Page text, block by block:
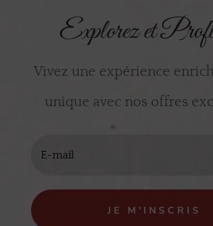
Explorez et
Vivez une expérience
unique avec nos offres
JE M'INSCRIS